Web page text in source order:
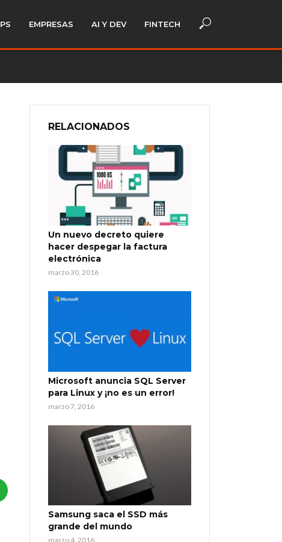
EMPRESAS AI Y DEV FINTECH
RELACIONADOS
Un nuevo decreto quiere
hacer despegar la factura
electrónica
marzo 30, 2016
Microsoft anuncia SQL Server
para Linux y ¡no es un error!
marzo 7, 2016
Samsung saca el SSD más
grande del mundo
marzo 4, 2016